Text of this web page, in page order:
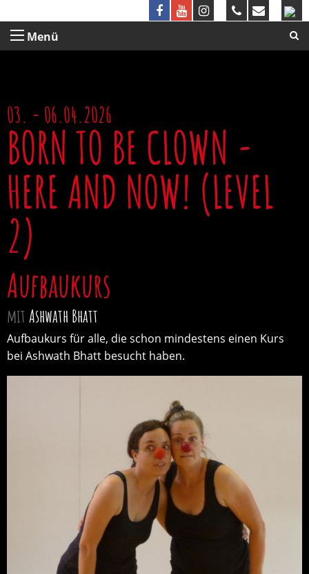
Menü
03. - 06.04.2026
BORN TO BE CLOWN -
HERE AND NOW! (LEVEL
2)
Aufbaukurs
mitAshwath Bhatt
Aufbaukurs für alle, die schon mindestens einen Kurs
bei Ashwath Bhatt besucht haben.